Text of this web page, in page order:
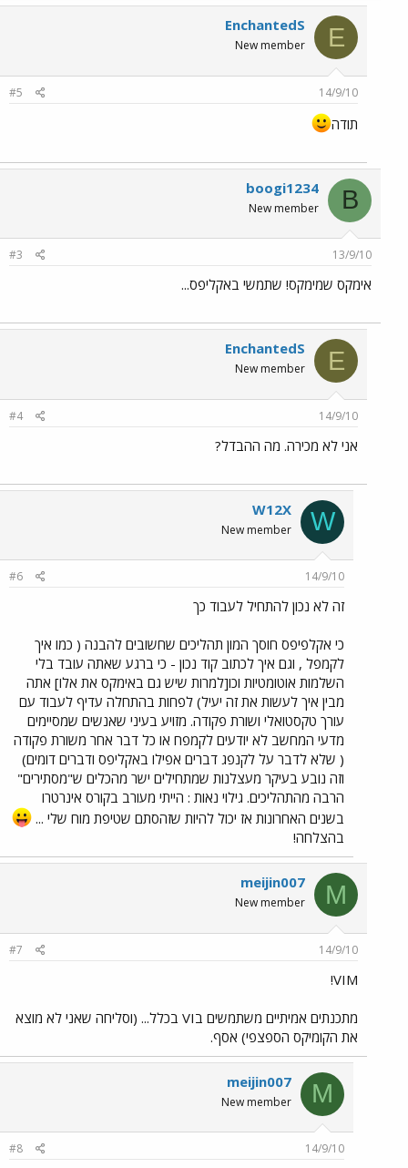
E
EnchantedS
New member
14/9/10
#5
תודה
B
boogi1234
New member
13/9/10
#3
אימקס שמימקס! שתמשי באקליפס...
E
EnchantedS
New member
14/9/10
#4
אני לא מכירה. מה ההבדל?
W
W12X
New member
14/9/10
#6
זה לא נכון להתחיל לעבוד כך
כי אקלפיפס חוסך המון תהליכים שחשובים להבנה ( כמו איך
לקמפל , וגם איך לכתוב קוד נכון - כי ברגע שאתה עובד בלי
השלמות אוטומטיות וכו[למרות שיש גם באימקס את אלו] אתה
מבין איך לעשות את זה יעיל) לפחות בהתחלה עדיף לעבוד עם
עורך טקסטואלי ושורת פקודה. מזויע בעיני שאנשים שמסיימים
מדעי המחשב לא יודעים לקמפח או כל דבר אחר משורת פקודה
( שלא לדבר על לקנפג דברים אפילו באקליפס ודברים דומים)
וזה נובע בעיקר מעצלנות שמתחילים ישר מהכלים ש"מסתירים"
הרבה מהתהליכים. גילוי נאות : הייתי מעורב בקורס אינרטרו
בשנים האחרונות אז יכול להיות שזהסתם שטיפת מוח שלי ...
בהצלחה!
M
meijin007
New member
14/9/10
#7
VIM!
מתכנתים אמיתיים משתמשים בVI בכלל... (וסליחה שאני לא מוצא
את הקומיקס הספצפי) אסף.
M
meijin007
New member
14/9/10
#8